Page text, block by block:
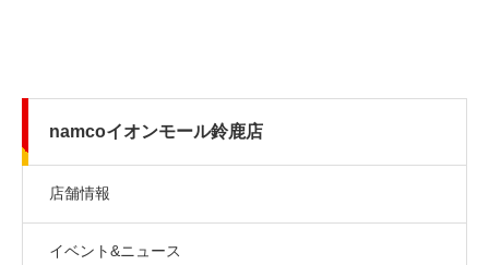
namcoイオンモール鈴鹿店
店舗情報
イベント&ニュース